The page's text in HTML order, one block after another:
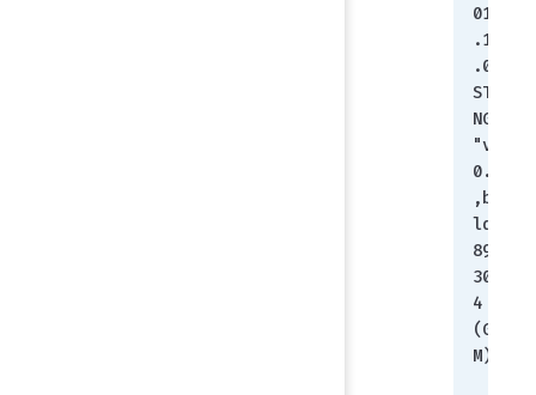
01.4
.1.1
.0 =
STRI
NG:
"v7.
0.11
,bui
ld04
89,2
3031
4
(GA.
M)"